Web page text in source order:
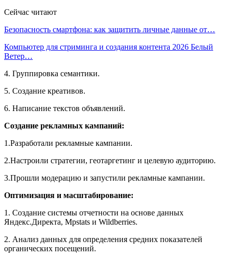
Сейчас читают
Безопасность смартфона: как защитить личные данные от…
Компьютер для стриминга и создания контента 2026 Белый
Ветер…
4. Группировка семантики.
5. Создание креативов.
6. Написание текстов объявлений.
Создание рекламных кампаний:
1.Разработали рекламные кампании.
2.Настроили стратегии, геотаргетинг и целевую аудиторию.
3.Прошли модерацию и запустили рекламные кампании.
Оптимизация и масштабирование:
1. Создание системы отчетности на основе данных
Яндекс.Директа, Mpstats и Wildberries.
2. Анализ данных для определения средних показателей
органических посещений.